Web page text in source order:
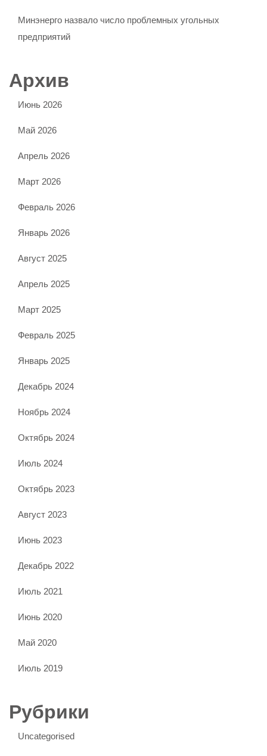
Минэнерго назвало число проблемных угольных
предприятий
Архив
Июнь 2026
Май 2026
Апрель 2026
Март 2026
Февраль 2026
Январь 2026
Август 2025
Апрель 2025
Март 2025
Февраль 2025
Январь 2025
Декабрь 2024
Ноябрь 2024
Октябрь 2024
Июль 2024
Октябрь 2023
Август 2023
Июнь 2023
Декабрь 2022
Июль 2021
Июнь 2020
Май 2020
Июль 2019
Рубрики
Uncategorised